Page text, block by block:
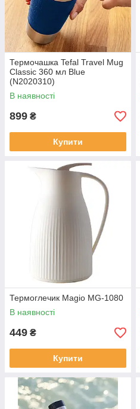
Термочашка Tefal Travel Mug
Classic 360 мл Blue
(N2020310)
В наявності
899 ₴
Купити
Термоглечик Magio MG-1080
В наявності
449 ₴
Купити